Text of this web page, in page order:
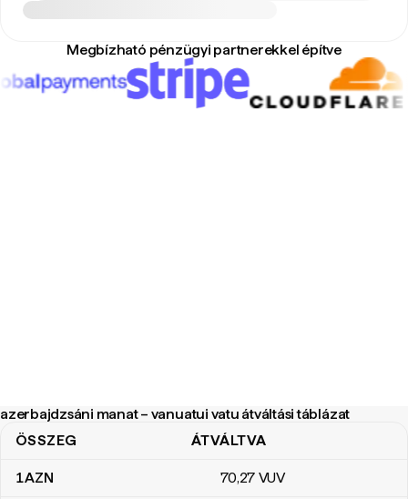
Megbízható pénzügyi partnerekkel építve
azerbajdzsáni manat – vanuatui vatu átváltási táblázat
azerbajdzsáni manat – vanuatui vatu átváltási táblázat
ÖSSZEG ÁTVÁLTVA
1AZN 70,27 VUV